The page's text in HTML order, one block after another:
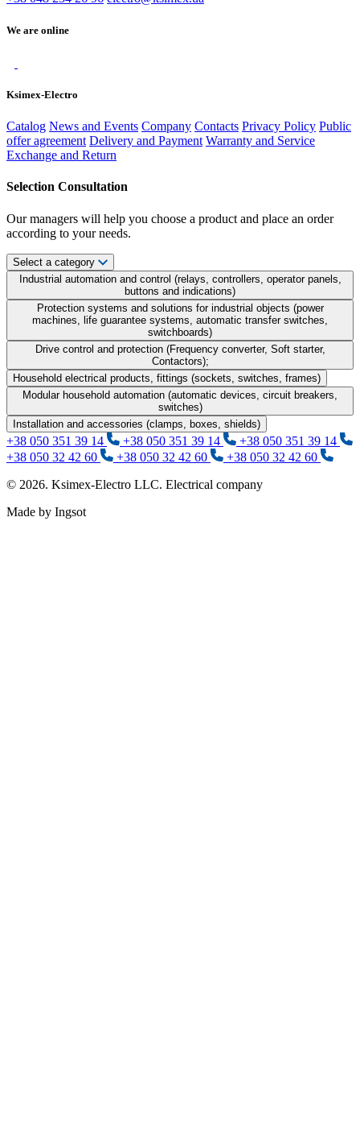
We are online
Ksimex-Electro
Catalog News and Events Company Contacts Privacy Policy Public
offer agreement Delivery and Payment Warranty and Service
Exchange and Return
Selection Consultation
Our managers will help you choose a product and place an order
according to your needs.
Select a category
Industrial automation and control (relays, controllers, operator panels,
buttons and indications)
Protection systems and solutions for industrial objects (power
machines, life guarantee systems, automatic transfer switches,
switchboards)
Drive control and protection (Frequency converter, Soft starter,
Contactors);
Household electrical products, fittings (sockets, switches, frames)
Modular household automation (automatic devices, circuit breakers,
switches)
Installation and accessories (clamps, boxes, shields)
+38 050 351 39 14 +38 050 351 39 14
+38 050 351 39 14
+38 050 32 42 60
+38 050 32 42 60
+38 050 32 42 60
© 2026. Ksimex-Electro LLC. Electrical company
Made by Ingsot